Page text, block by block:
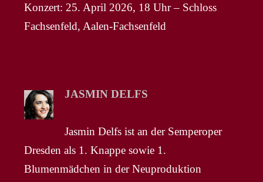
Konzert: 25. April 2026, 18 Uhr – Schloss
Fachsenfeld, Aalen-Fachsenfeld
JASMIN DELFS
Jasmin Delfs ist an der Semperoper
Dresden als 1. Knappe sowie 1.
Blumenmädchen in der Neuproduktion